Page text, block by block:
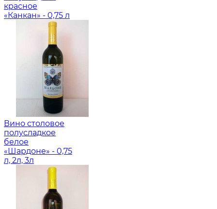
красное
«Канкан» - 0,75 л
Вино столовое
полусладкое
белое
«Шардоне» - 0,75
л, 2л, 3л